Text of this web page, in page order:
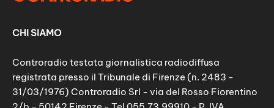
CHI SIAMO
Controradio testata giornalistica radiodiffusa
registrata presso il Tribunale di Firenze (n. 2483 -
31/03/1976) Controradio Srl - via del Rosso Fiorentino